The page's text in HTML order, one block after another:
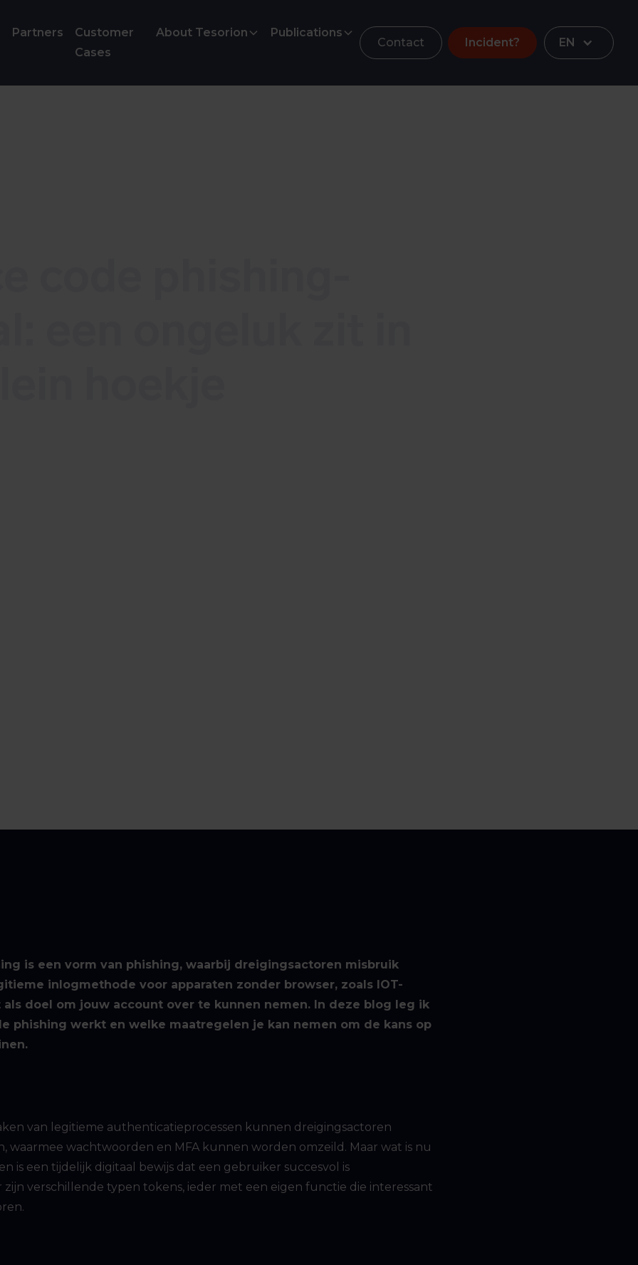
Partners
Customer
Cases
About Tesorion Publications
Contact Incident? EN
is een vorm van phishing, waarbij dreigingsactoren misbruik
inlogmethode voor apparaten zonder browser, zoals IOT-
als doel om jouw account over te kunnen nemen. In deze blog leg ik
phishing werkt en welke maatregelen je kan nemen om de kans op
van legitieme authenticatieprocessen kunnen dreigingsactoren
waarmee wachtwoorden en MFA kunnen worden omzeild. Maar wat is nu
is een tijdelijk digitaal bewijs dat een gebruiker succesvol is
verschillende typen tokens, ieder met een eigen functie die interessant